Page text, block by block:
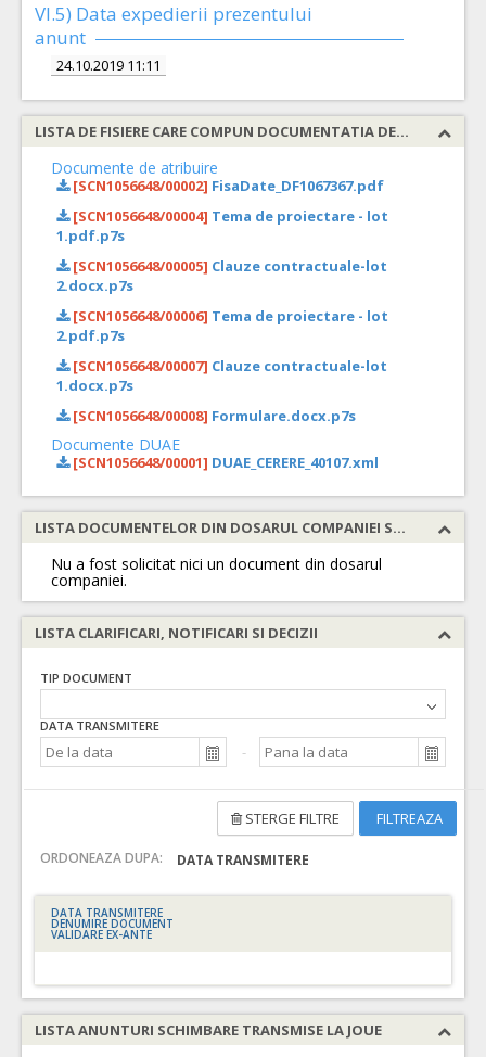
VI.5) Data expedierii prezentului
anunt
24.10.2019 11:11
LISTA DE FISIERE CARE COMPUN DOCUMENTATIA DE ATRIBUIRE
Documente de atribuire
[SCN1056648/00002] FisaDate_DF1067367.pdf
[SCN1056648/00004] Tema de proiectare - lot
1.pdf.p7s
[SCN1056648/00005] Clauze contractuale-lot
2.docx.p7s
[SCN1056648/00006] Tema de proiectare - lot
2.pdf.p7s
[SCN1056648/00007] Clauze contractuale-lot
1.docx.p7s
[SCN1056648/00008] Formulare.docx.p7s
Documente DUAE
[SCN1056648/00001] DUAE_CERERE_40107.xml
LISTA DOCUMENTELOR DIN DOSARUL COMPANIEI SOLICITATE
Nu a fost solicitat nici un document din dosarul
companiei.
LISTA CLARIFICARI, NOTIFICARI SI DECIZII
TIP DOCUMENT
DATA TRANSMITERE
FILTREAZA
STERGE FILTRE
ORDONEAZA DUPA: DATA TRANSMITERE
DATA TRANSMITERE
DENUMIRE DOCUMENT
VALIDARE EX-ANTE
LISTA ANUNTURI SCHIMBARE TRANSMISE LA JOUE